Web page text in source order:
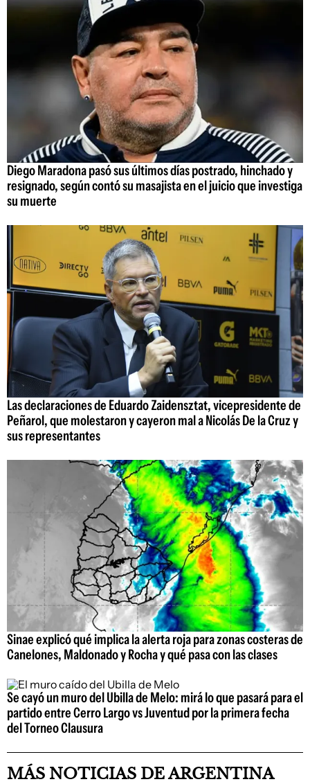
Diego Maradona pasó sus últimos días postrado, hinchado y
resignado, según contó su masajista en el juicio que investiga
su muerte
Las declaraciones de Eduardo Zaidensztat, vicepresidente de
Peñarol, que molestaron y cayeron mal a Nicolás De la Cruz y
sus representantes
Sinae explicó qué implica la alerta roja para zonas costeras de
Canelones, Maldonado y Rocha y qué pasa con las clases
Se cayó un muro del Ubilla de Melo: mirá lo que pasará para el
partido entre Cerro Largo vs Juventud por la primera fecha
del Torneo Clausura
MÁS NOTICIAS DE ARGENTINA